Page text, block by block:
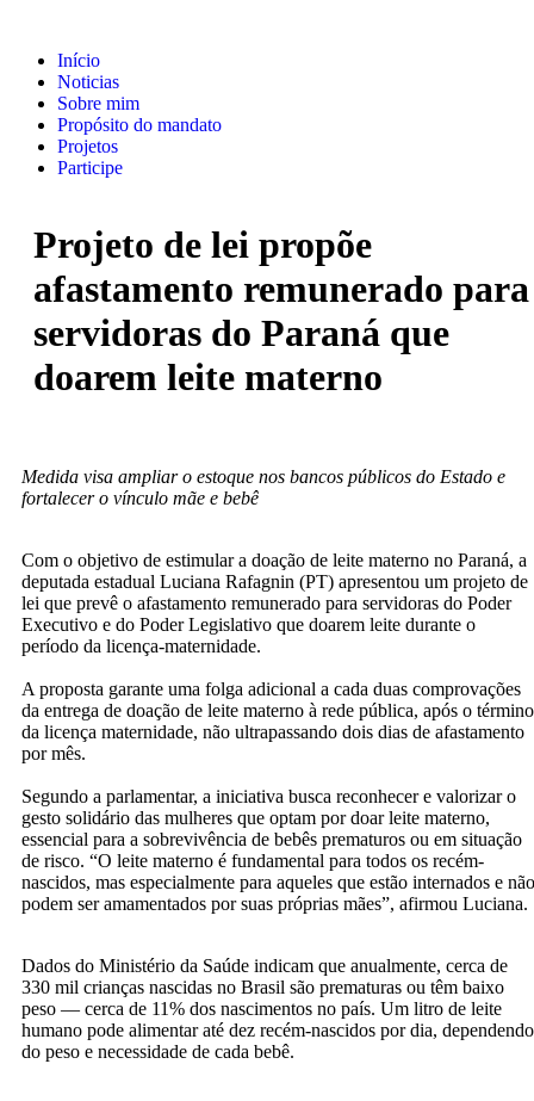
Início
Noticias
Sobre mim
Propósito do mandato
Projetos
Participe
Projeto de lei propõe
afastamento remunerado para
servidoras do Paraná que
doarem leite materno
Medida visa ampliar o estoque nos bancos públicos do Estado e
fortalecer o vínculo mãe e bebê
Com o objetivo de estimular a doação de leite materno no Paraná, a
deputada estadual Luciana Rafagnin (PT) apresentou um projeto de
lei que prevê o afastamento remunerado para servidoras do Poder
Executivo e do Poder Legislativo que doarem leite durante o
período da licença-maternidade.
A proposta garante uma folga adicional a cada duas comprovações
da entrega de doação de leite materno à rede pública, após o término
da licença maternidade, não ultrapassando dois dias de afastamento
por mês.
Segundo a parlamentar, a iniciativa busca reconhecer e valorizar o
gesto solidário das mulheres que optam por doar leite materno,
essencial para a sobrevivência de bebês prematuros ou em situação
de risco. “O leite materno é fundamental para todos os recém-
nascidos, mas especialmente para aqueles que estão internados e não
podem ser amamentados por suas próprias mães”, afirmou Luciana.
Dados do Ministério da Saúde indicam que anualmente, cerca de
330 mil crianças nascidas no Brasil são prematuras ou têm baixo
peso — cerca de 11% dos nascimentos no país. Um litro de leite
humano pode alimentar até dez recém-nascidos por dia, dependendo
do peso e necessidade de cada bebê.